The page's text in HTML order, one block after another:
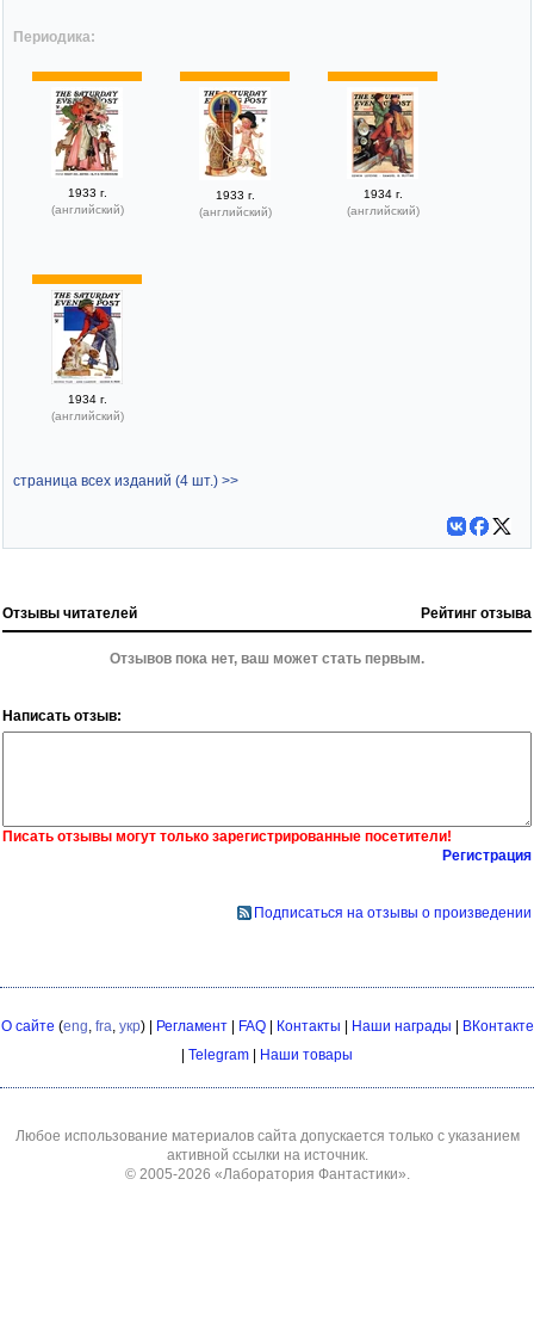
Периодика:
1933 г.
(английский)
1933 г.
(английский)
1934 г.
(английский)
1934 г.
(английский)
страница всех изданий (4 шт.) >>
Отзывы читателей Рейтинг отзыва
Отзывов пока нет, ваш может стать первым.
Написать отзыв:
Писать отзывы могут только зарегистрированные посетители!
Регистрация
Подписаться на отзывы о произведении
О сайте (eng fra укр) | Регламент| FAQ| Контакты | Наши награды | ВКонтакте
| Telegram | Наши товары
Любое использование материалов сайта допускается только с указанием
активной ссылки на источник.
© 2005-2026 «Лаборатория Фантастики»